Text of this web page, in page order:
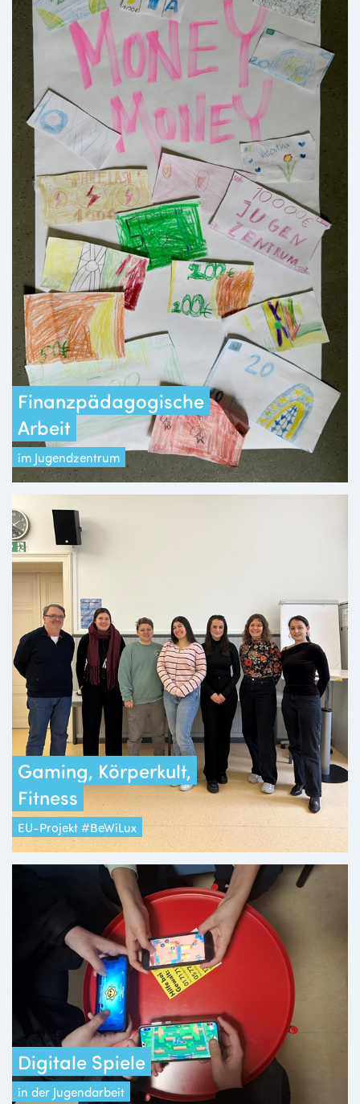
Finanzpädagogische
Arbeit
im Jugendzentrum
Gaming, Körperkult,
Fitness
EU-Projekt #BeWiLux
Digitale Spiele
in der Jugendarbeit